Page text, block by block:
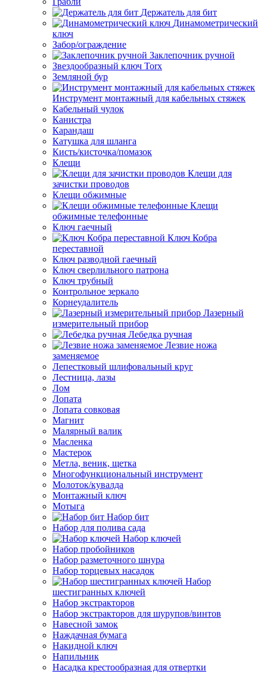
Держатель для бит
Динамометрический
ключ
Забор/ограждение
Заклепочник ручной
Звездообразный ключ Torx
Земляной бур
Инструмент монтажный для кабельных стяжек
Кабельный чулок
Канистра
Карандаш
Катушка для шланга
Кисть/кисточка/помазок
Клещи
Клещи для
зачистки проводов
Клещи обжимные
Клещи
обжимные телефонные
Ключ гаечный
Ключ Кобра
переставной
Ключ разводной гаечный
Ключ сверлильного патрона
Ключ трубный
Контрольное зеркало
Корнеудалитель
Лазерный
измерительный прибор
Лебедка ручная
Лезвие ножа
заменяемое
Лепестковый шлифовальный круг
Лестница, лазы
Лом
Лопата
Лопата совковая
Магнит
Малярный валик
Масленка
Мастерок
Метла, веник, щетка
Многофункциональный инструмент
Молоток/кувалда
Монтажный ключ
Мотыга
Набор бит
Набор для полива сада
Набор ключей
Набор пробойников
Набор разметочного шнура
Набор торцевых насадок
Набор
шестигранных ключей
Набор экстракторов
Набор экстракторов для шурупов/винтов
Навесной замок
Наждачная бумага
Накидной ключ
Напильник
Насадка крестообразная для отвертки